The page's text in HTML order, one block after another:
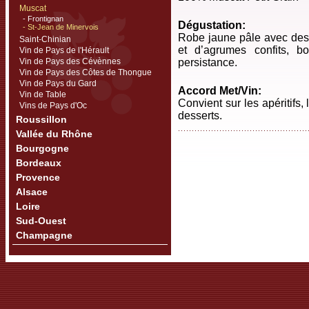
Muscat
- Frontignan
- St-Jean de Minervois
Saint-Chinian
Vin de Pays de l'Hérault
Vin de Pays des Cévènnes
Vin de Pays des Côtes de Thongue
Vin de Pays du Gard
Vin de Table
Vins de Pays d'Oc
Roussillon
Vallée du Rhône
Bourgogne
Bordeaux
Provence
Alsace
Loire
Sud-Ouest
Champagne
Dégustation:
Robe jaune pâle avec
et d’agrumes confits,
persistance.
Accord Met/Vin:
Convient sur les apéritifs,
desserts.